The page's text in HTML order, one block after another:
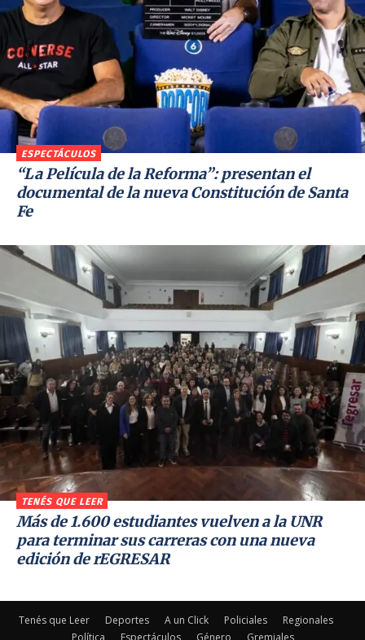
ESPECTÁCULOS
“La Película de la Reforma”: presentan el
documental de la nueva Constitución de Santa
Fe
TENÉS QUE LEER
Más de 1.600 estudiantes vuelven a la UNR
para terminar sus carreras con una nueva
edición de rEGRESAR
Tenés que Leer Deportes A un Click Policiales
Regionales
Política
Espectáculos Género Gremiales